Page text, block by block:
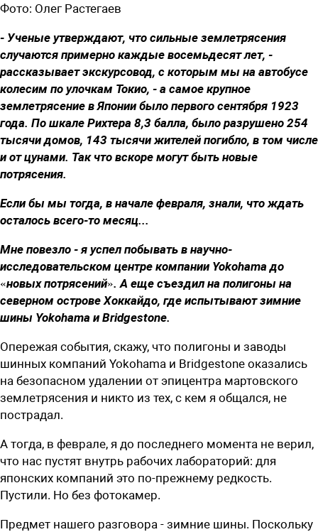
Фото: Олег Растегаев
- Ученые утверждают, что сильные землетрясения
случаются примерно каждые восемьдесят лет, -
рассказывает экскурсовод, с которым мы на автобусе
колесим по улочкам Токио, - а самое крупное
землетрясение в Японии было первого сентября 1923
года. По шкале Рихтера 8,3 балла, было разрушено 254
тысячи домов, 143 тысячи жителей погибло, в том числе
и от цунами. Так что вскоре могут быть новые
потрясения.
Если бы мы тогда, в начале февраля, знали, что ждать
осталось всего-то месяц...
Мне повезло - я успел побывать в научно-
исследовательском центре компании Yokohama до
«новых потрясений». А еще съездил на полигоны на
северном острове Хоккайдо, где испытывают зимние
шины Yokohama и Bridgestone.
Опережая события, скажу, что полигоны и заводы
шинных компаний Yokohama и Bridgestone оказались
на безопасном удалении от эпицентра мартовского
землетрясения и никто из тех, с кем я общался, не
пострадал.
А тогда, в феврале, я до последнего момента не верил,
что нас пустят внутрь рабочих лабораторий: для
японских компаний это по-прежнему редкость.
Пустили. Но без фотокамер.
Предмет нашего разговора - зимние шины. Поскольку